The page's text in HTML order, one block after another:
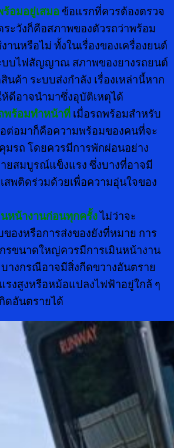
อมอยู่เสมอ ข้อแรกที่ควรต้องตรวจ
ะวังก็คือสภาพของตัวรถว่าพร้อม
านหรือไม่ ทั้งในเรื่องของเครื่องยนต์
บบไฟสัญญาณ สภาพของยางรถยนต์
ค้า ระบบส่งกำลัง เรื่องเหล่านี้หาก
ดีอาจนำมาซึ่งอุบัติเหตุได้
พร้อมทำหน้าที่ เมื่อรถพร้อมสำหรับ
ต่อมาก็คือความพร้อมของคนที่จะ
รถ โดยควรมีการพักผ่อนอย่าง
ายสมบูรณ์แข็งแรง ซึ่งบางที่อาจมี
สพติดร่วมด้วยเพื่อความอุ่นใจของ
นหน้างานก่อนทุกครั้งไม่ว่าจะ
ของหรือการส่งของยังที่หมาย การ
รขนาดใหญ่ควรมีการเมินหน้างาน
บางกรณีอาจมีสิ่งกีดขวางอันตราย
รงสูงหรือหม้อแปลงไฟฟ้าอยู่ใกล้ ๆ
ดอันตรายได้